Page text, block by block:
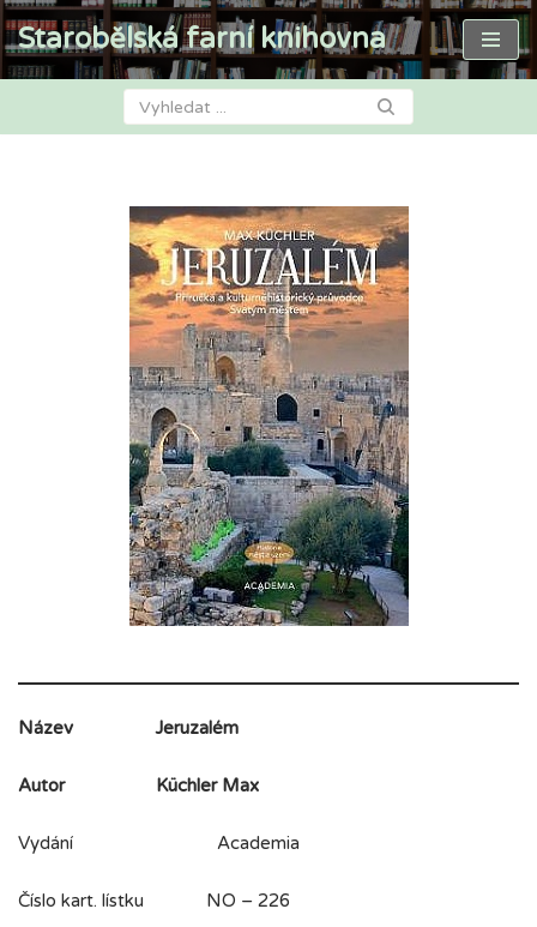
Přeskočit
Starobělská farní knihovna
Název Jeruzalém
Autor Küchler Max
Vydání Academia
Číslo kart. lístku NO – 226